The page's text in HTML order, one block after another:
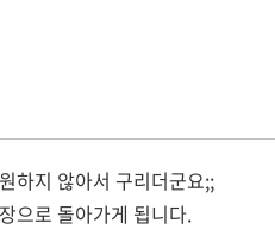
하지 않아서 구리더군요;;
으로 돌아가게 됩니다.